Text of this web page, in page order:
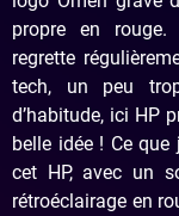
propre en rouge.
regrette
tech, un peu
d’habitude, ici HP
belle idée ! Ce que
cet HP, avec un
rétroéclairage en